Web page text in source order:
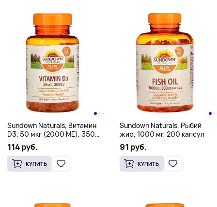
Sundown Naturals, Витамин
D3, 50 мкг (2000 МЕ), 350
мягких таблеток
114 руб.
КУПИТЬ
Sundown Naturals, Рыбий
жир, 1000 мг, 200 капсул
91 руб.
КУПИТЬ